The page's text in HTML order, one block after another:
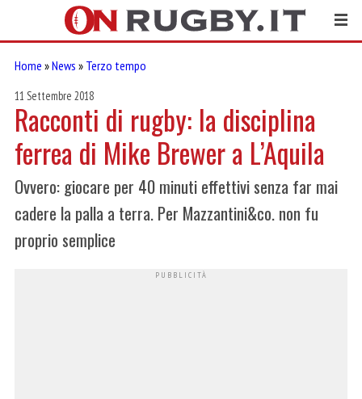
Home »News » Terzo tempo
11 Settembre 2018
Racconti di rugby: la disciplina
ferrea di Mike Brewer a L’Aquila
Ovvero: giocare per 40 minuti effettivi senza far mai
cadere la palla a terra. Per Mazzantini&co. non fu
proprio semplice